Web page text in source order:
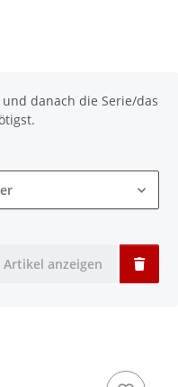
danach die Serie/das
Artikel anzeigen